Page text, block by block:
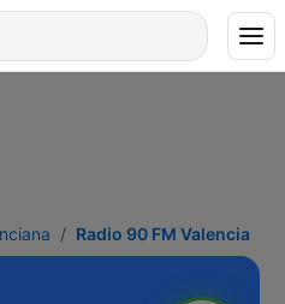
Radio 90 FM Valencia